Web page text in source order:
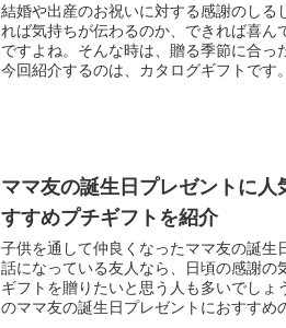
結婚や出産のお祝いに対する感謝のしる
れば気持ちが伝わるのか、できれば喜ん
ですよね。そんな時は、贈る季節に合っ
今回紹介するのは、カタログギフトです
ママ友の誕生日プレゼントに人
すすめプチギフトを紹介
子供を通して仲良くなったママ友の誕生
話になっている友人なら、日頃の感謝の
ギフトを贈りたいと思う人も多いでしょ
のママ友の誕生日プレゼントにおすすめ